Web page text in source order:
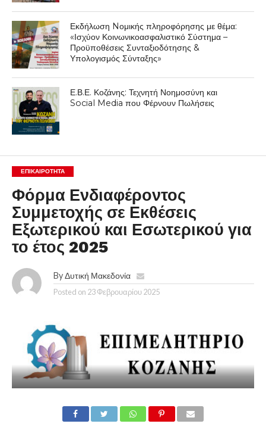
Εκδήλωση Nομικής πληροφόρησης με θέμα:
«Ισχύον Κοινωνικοασφαλιστικό Σύστημα –
Προϋποθέσεις Συνταξιοδότησης &
Υπολογισμός Σύνταξης»
Ε.Β.Ε. Κοζάνης: Τεχνητή Νοημοσύνη και
Social Media που Φέρνουν Πωλήσεις
ΕΠΙΚΑΙΡΟΤΗΤΑ
Φόρμα Ενδιαφέροντος
Συμμετοχής σε Εκθέσεις
Εξωτερικού και Εσωτερικού για
το έτος 2025
By Δυτική Μακεδονία
Posted on 23 Φεβρουαρίου 2025